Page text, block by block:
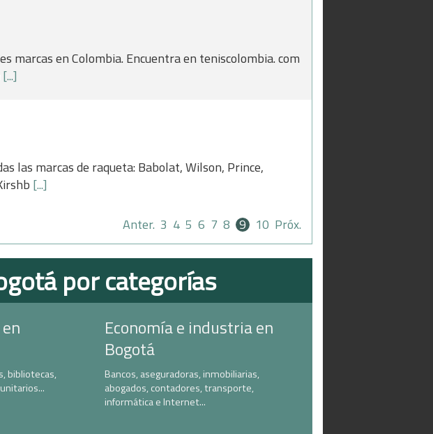
marcas en Colombia. Encuentra en teniscolombia. com
[...]
las marcas de raqueta: Babolat, Wilson, Prince,
[...]
Anter. 3 4 5 6 7 8 9 10 Próx.
por categorías
bibliotecas,
Economía e industria en
Bogotá
Bancos, aseguradoras, inmobiliarias,
abogados, contadores, transporte,
informática e Internet...